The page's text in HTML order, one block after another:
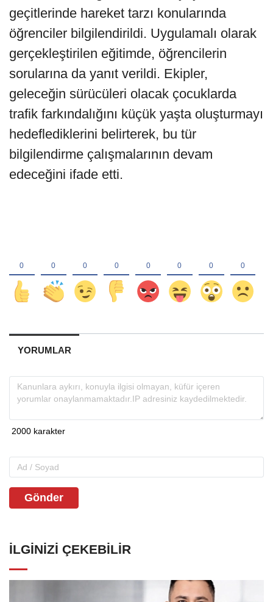
geçitlerinde hareket tarzı konularında
öğrenciler bilgilendirildi. Uygulamalı olarak
gerçekleştirilen eğitimde, öğrencilerin
sorularına da yanıt verildi. Ekipler,
geleceğin sürücüleri olacak çocuklarda
trafik farkındalığını küçük yaşta oluşturmayı
hedeflediklerini belirterek, bu tür
bilgilendirme çalışmalarının devam
edeceğini ifade etti.
YORUMLAR
Gönder
İLGINIZI ÇEKEBILIR